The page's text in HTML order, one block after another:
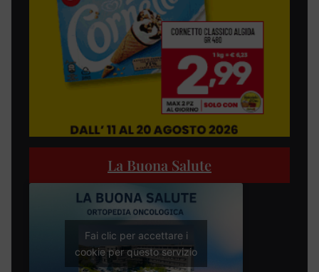
La Buona Salute
Fai clic per accettare i
cookie per questo servizio